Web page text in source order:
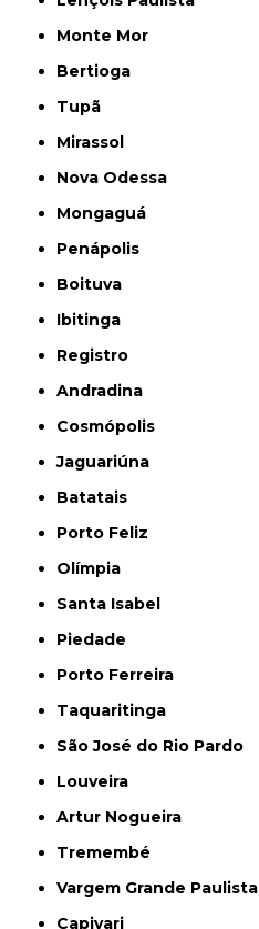
Monte Mor
Bertioga
Tupã
Mirassol
Nova Odessa
Mongaguá
Penápolis
Boituva
Ibitinga
Registro
Andradina
Cosmópolis
Jaguariúna
Batatais
Porto Feliz
Olímpia
Santa Isabel
Piedade
Porto Ferreira
Taquaritinga
São José do Rio Pardo
Louveira
Artur Nogueira
Tremembé
Vargem Grande Paulista
Capivari